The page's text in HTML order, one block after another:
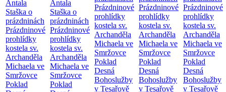
Antala
Staška o
prázdninách
Prázdninové
prohlídky
kostela sv.
Archanděla
Michaela ve
Smržovce
Poklad
Antala
Staška o
prázdninách
Prázdninové
prohlídky
kostela sv.
Archanděla
Michaela ve
Smržovce
Poklad
Prázdninové
prohlídky
kostela sv.
Archanděla
Michaela ve
Smržovce
Poklad
Desná
Bohoslužby
v Tesařově
Prázdninové
prohlídky
kostela sv.
Archanděla
Michaela ve
Smržovce
Poklad
Desná
Bohoslužby
v Tesařově
Prázdninové
prohlídky
kostela sv.
Archanděla
Michaela ve
Smržovce
Poklad
Desná
Bohoslužby
v Tesařově